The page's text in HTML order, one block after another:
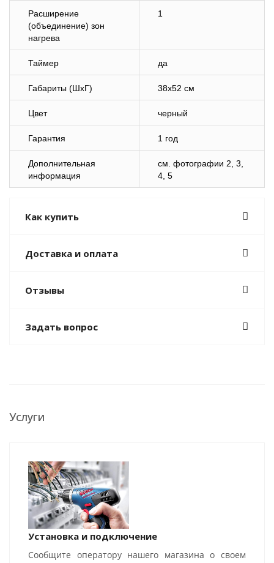
Расширение
(объединение) зон
нагрева
1
Таймер да
Габариты (ШхГ) 38х52 см
Цвет черный
Гарантия 1 год
Дополнительная
информация
cм. фотографии 2, 3,
4, 5
Как купить
Доставка и оплата
Отзывы
Задать вопрос
Услуги
Установка и подключение
Сообщите оператору нашего магазина о своем